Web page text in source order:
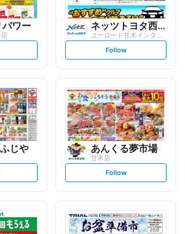
パワー ネッツトヨタ西日本
ユーロード甘木インター店
s
t
l
o
w
Follow
じや あんくる夢市場
甘木店
s
t
o
w
Follow